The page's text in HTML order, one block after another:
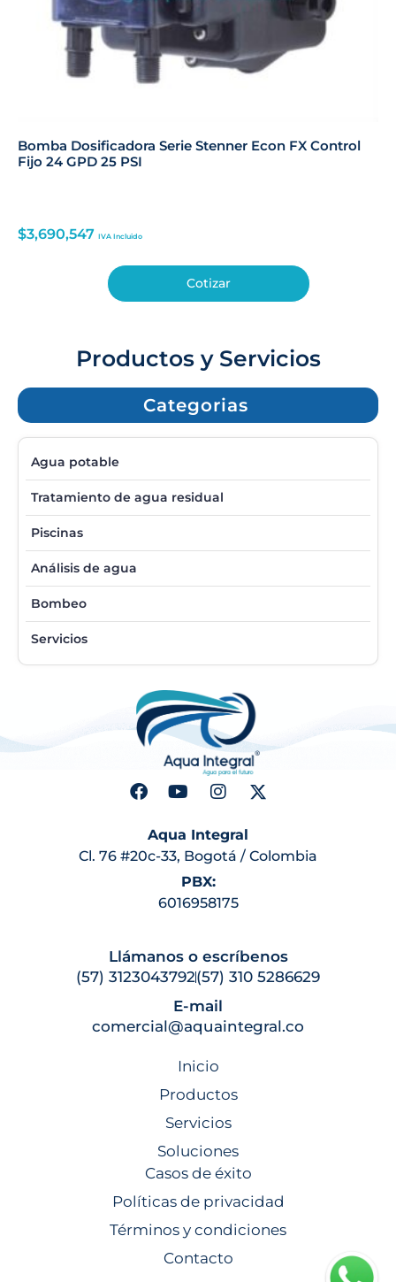
Bomba Dosificadora Serie Stenner Econ FX Control
Fijo 24 GPD 25 PSI
$3,690,547 IVA Incluido
Cotizar
Productos y Servicios
Categorias
Agua potable
Tratamiento de agua residual
Piscinas
Análisis de agua
Bombeo
Servicios
Aqua Integral
Cl. 76 #20c-33, Bogotá / Colombia
PBX:
6016958175
Llámanos o escríbenos
(57) 3123043792(57) 310 5286629
E-mail
comercial@aquaintegral.co
Inicio
Productos
Servicios
Soluciones
Casos de éxito
Políticas de privacidad
Términos y condiciones
Contacto